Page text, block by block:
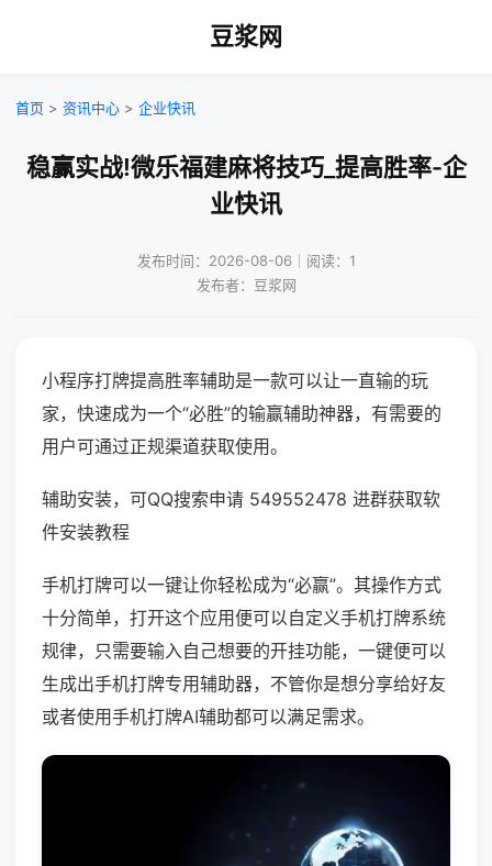
豆浆网
首页 > 资讯中心 > 企业快讯
稳赢实战!微乐福建麻将技巧_提高胜率-企
业快讯
发布时间：2026-08-06｜阅读：1
发布者：豆浆网
小程序打牌提高胜率辅助是一款可以让一直输的玩
家，快速成为一个“必胜”的输赢辅助神器，有需要的
用户可通过正规渠道获取使用。
辅助安装，可QQ搜索申请 549552478 进群获取软
件安装教程
手机打牌可以一键让你轻松成为“必赢”。其操作方式
十分简单，打开这个应用便可以自定义手机打牌系统
规律，只需要输入自己想要的开挂功能，一键便可以
生成出手机打牌专用辅助器，不管你是想分享给好友
或者使用手机打牌AI辅助都可以满足需求。